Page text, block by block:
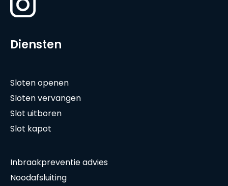
Diensten
Sloten openen
Sloten vervangen
Slot uitboren
Slot kapot
Inbraakpreventie advies
Noodafsluiting